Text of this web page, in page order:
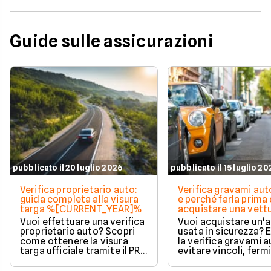
Guide sulle assicurazioni
pubblicato il 20 luglio 2026
Verifica proprietario auto:
guida completa alla visura
targa %[CURRENT_YEAR]%
Vuoi effettuare una verifica
proprietario auto? Scopri
come ottenere la visura
targa ufficiale tramite il PRA
per controllare dati e
pubblicato il 15 luglio
Verifica gravami
e perché farla prima
acquistare una
Vuoi acquistare
usata in sicurezza?
la verifica gravami
evitare vincoli,
ipoteche. Scopri